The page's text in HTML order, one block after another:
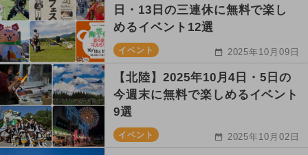
日・13日の三連休に無料で楽し
めるイベント12選
イベント 2025年10月09日
【北陸】2025年10月4日・5日の
今週末に無料で楽しめるイベント
9選
イベント 2025年10月02日